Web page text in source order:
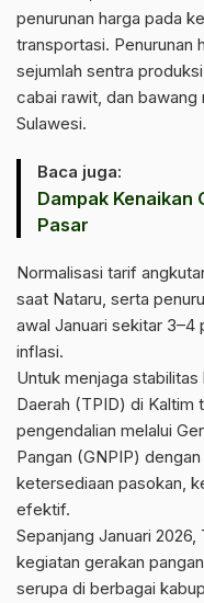
penurunan harga pada
transportasi. Penurunan
sejumlah sentra
cabai rawit, dan bawang
Sulawesi.
Baca juga:
Dampak Kenaikan
Pasar
Normalisasi tarif
saat Nataru, serta
awal Januari sekitar 3–4
inflasi.
Untuk menjaga
Daerah (TPID) di Kaltim
pengendalian melalui
Pangan (GNPIP)
ketersediaan pasokan,
efektif.
Sepanjang Januari
kegiatan gerakan
serupa di berbagai